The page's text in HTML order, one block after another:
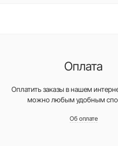
Оплата
Оплатить заказы в нашем
можно любым удобным
Об оплате